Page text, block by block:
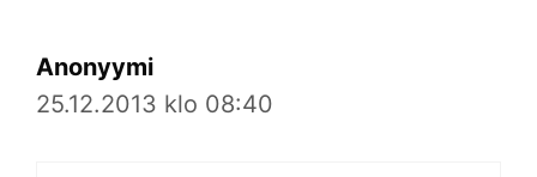
Anonyymi
25.12.2013 klo 08:40